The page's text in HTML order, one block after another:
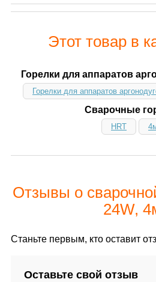
Этот товар в
Горелки для аппаратов
Горелки для аппаратов
Сварочные
HRT
Отзывы о
24W,
Станьте первым, кто оставит
Оставьте свой отзыв